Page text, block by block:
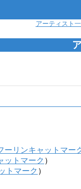
アーティスト
ーリンキャットマー
ットマーク ）
トマーク ）